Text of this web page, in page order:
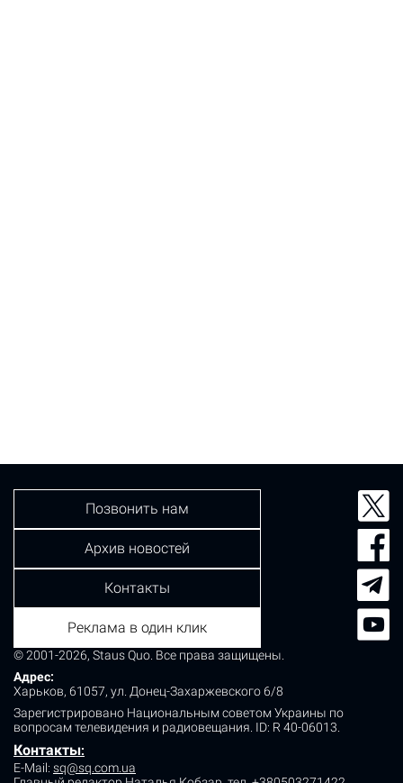
© 2001-2026, Staus Quo. Все права защищены.
Адрес:
Харьков, 61057, ул. Донец-Захаржевского 6/8
Зарегистрировано Национальным советом Украины по
вопросам телевидения и радиовещания. ID: R 40-06013.
Контакты:
E-Mail: sq@sq.com.ua
Позвонить нам
Архив новостей
Контакты
Реклама в один клик